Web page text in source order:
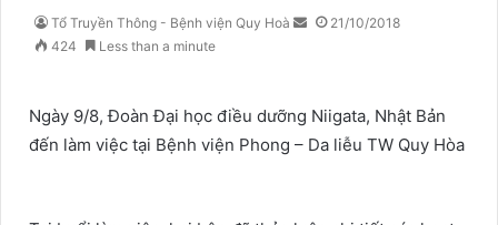
Tổ Truyền Thông - Bệnh viện Quy Hoà
a
n
21/10/2018
424
Less than a minute
Ngày 9/8, Đoàn Đại học điều dưỡng Niigata, Nhật Bản
đến làm việc tại Bệnh viện Phong – Da liễu TW Quy Hòa